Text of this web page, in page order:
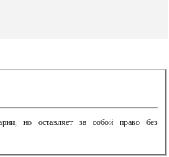
но оставляет за собой право без